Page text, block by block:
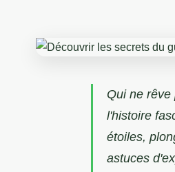
Qui ne
l'histoire
étoiles,
astuces